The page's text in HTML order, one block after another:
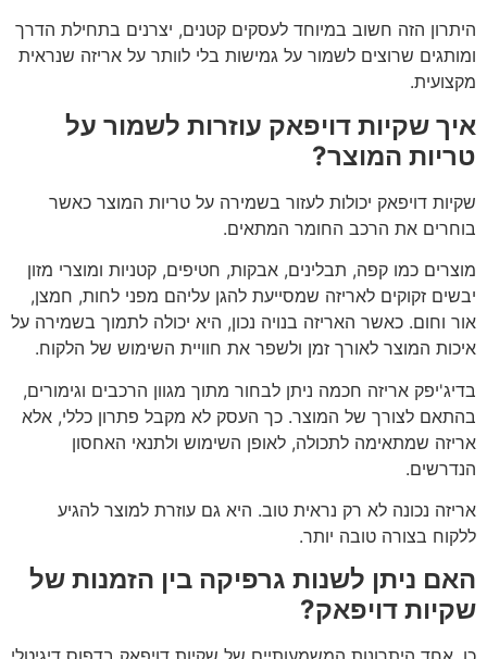
היתרון הזה חשוב במיוחד לעסקים קטנים, יצרנים בתחילת הדרך
ומותגים שרוצים לשמור על גמישות בלי לוותר על אריזה שנראית
מקצועית.
איך שקיות דויפאק עוזרות לשמור על
טריות המוצר?
שקיות דויפאק יכולות לעזור בשמירה על טריות המוצר כאשר
בוחרים את הרכב החומר המתאים.
מוצרים כמו קפה, תבלינים, אבקות, חטיפים, קטניות ומוצרי מזון
יבשים זקוקים לאריזה שמסייעת להגן עליהם מפני לחות, חמצן,
אור וחום. כאשר האריזה בנויה נכון, היא יכולה לתמוך בשמירה על
איכות המוצר לאורך זמן ולשפר את חוויית השימוש של הלקוח.
בדיג'יפק אריזה חכמה ניתן לבחור מתוך מגוון הרכבים וגימורים,
בהתאם לצורך של המוצר. כך העסק לא מקבל פתרון כללי, אלא
אריזה שמתאימה לתכולה, לאופן השימוש ולתנאי האחסון
הנדרשים.
אריזה נכונה לא רק נראית טוב. היא גם עוזרת למוצר להגיע
ללקוח בצורה טובה יותר.
האם ניתן לשנות גרפיקה בין הזמנות של
שקיות דויפאק?